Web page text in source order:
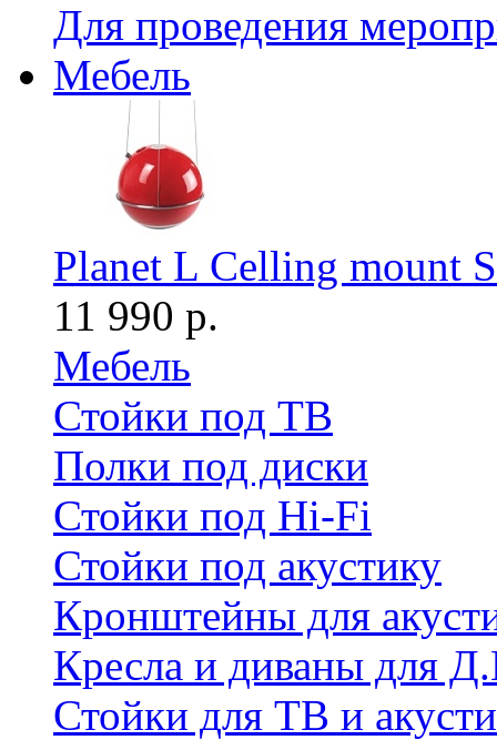
Для проведения
Мебель
Planet L Celling mount
11 990 р.
Мебель
Стойки под ТВ
Полки под диски
Стойки под Hi-Fi
Стойки под акустику
Кронштейны для
Кресла и диваны для
Стойки для ТВ и